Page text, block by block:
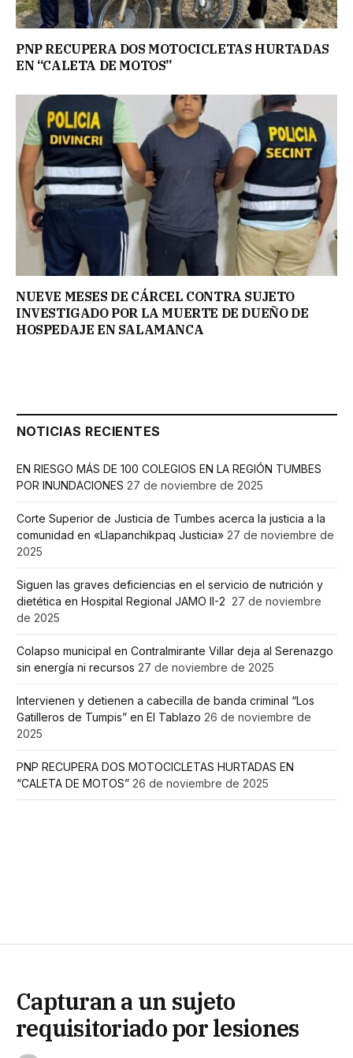
PNP RECUPERA DOS MOTOCICLETAS HURTADAS
EN “CALETA DE MOTOS”
NUEVE MESES DE CÁRCEL CONTRA SUJETO
INVESTIGADO POR LA MUERTE DE DUEÑO DE
HOSPEDAJE EN SALAMANCA
NOTICIAS RECIENTES
EN RIESGO MÁS DE 100 COLEGIOS EN LA REGIÓN TUMBES
POR INUNDACIONES 27 de noviembre de 2025
Corte Superior de Justicia de Tumbes acerca la justicia a la
comunidad en «Llapanchikpaq Justicia» 27 de noviembre de
2025
Siguen las graves deficiencias en el servicio de nutrición y
dietética en Hospital Regional JAMO II-2 27 de noviembre
de 2025
Colapso municipal en Contralmirante Villar deja al Serenazgo
sin energía ni recursos 27 de noviembre de 2025
Intervienen y detienen a cabecilla de banda criminal “Los
Gatilleros de Tumpis” en El Tablazo 26 de noviembre de
2025
PNP RECUPERA DOS MOTOCICLETAS HURTADAS EN
“CALETA DE MOTOS” 26 de noviembre de 2025
Capturan a un sujeto
requisitoriado por lesiones